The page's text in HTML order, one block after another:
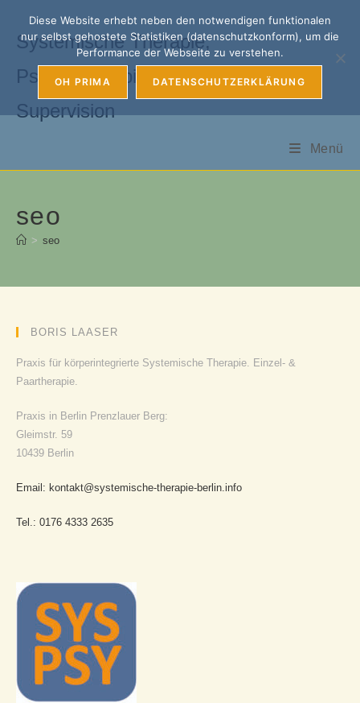
springen
Systemische Therapie,
Psychotherapie, Coaching &
Supervision
Menü
seo
> seo
BORIS LAASER
Praxis für körperintegrierte Systemische Therapie. Einzel- &
Paartherapie.
Praxis in Berlin Prenzlauer Berg:
Gleimstr. 59
10439 Berlin
Email: kontakt@systemische-therapie-berlin.info
Tel.: 0176 4333 2635
Diese Website erhebt neben den notwendigen funktionalen
nur selbst gehostete Statistiken (datenschutzkonform), um die
Performance der Webseite zu verstehen.
OH PRIMA DATENSCHUTZERKLÄRUNG